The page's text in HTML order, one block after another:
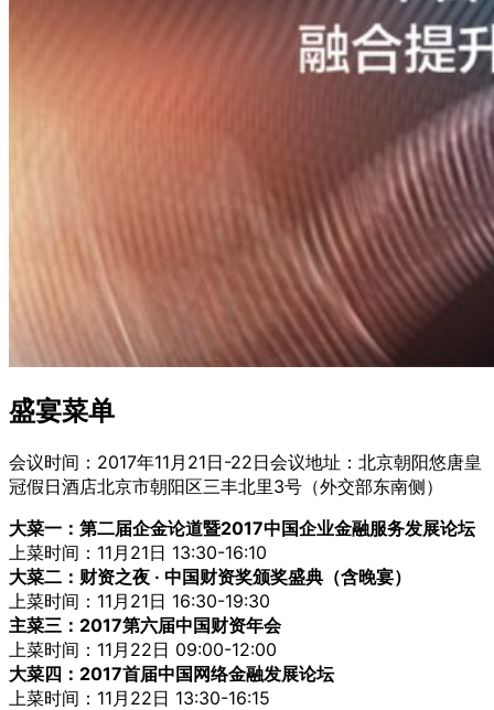
盛宴菜单
会议时间：2017年11月21日-22日会议地址：北京朝阳悠唐皇
冠假日酒店北京市朝阳区三丰北里3号（外交部东南侧）
大菜一：第二届企金论道暨2017中国企业金融服务发展论坛
上菜时间：11月21日 13:30-16:10
大菜二：财资之夜 · 中国财资奖颁奖盛典（含晚宴）
上菜时间：11月21日 16:30-19:30
主菜三：2017第六届中国财资年会
上菜时间：11月22日 09:00-12:00
大菜四：2017首届中国网络金融发展论坛
上菜时间：11月22日 13:30-16:15